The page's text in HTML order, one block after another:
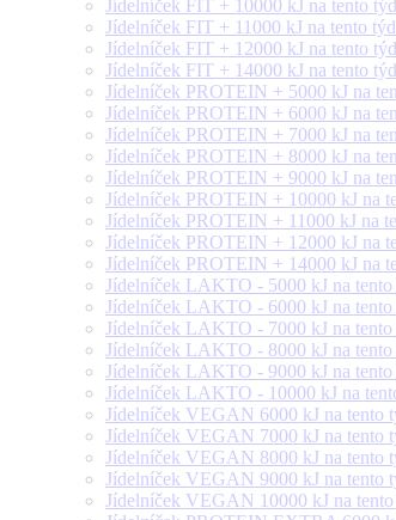
Jídelníček FIT + 10000 kJ na tento
Jídelníček FIT + 11000 kJ na tento
Jídelníček FIT + 12000 kJ na tento
Jídelníček FIT + 14000 kJ na tento
Jídelníček PROTEIN + 5000 kJ na
Jídelníček PROTEIN + 6000 kJ na
Jídelníček PROTEIN + 7000 kJ na
Jídelníček PROTEIN + 8000 kJ na
Jídelníček PROTEIN + 9000 kJ na
Jídelníček PROTEIN + 10000 kJ na
Jídelníček PROTEIN + 11000 kJ na
Jídelníček PROTEIN + 12000 kJ na
Jídelníček PROTEIN + 14000 kJ na
Jídelníček LAKTO - 5000 kJ na tento
Jídelníček LAKTO - 6000 kJ na tento
Jídelníček LAKTO - 7000 kJ na tento
Jídelníček LAKTO - 8000 kJ na tento
Jídelníček LAKTO - 9000 kJ na tento
Jídelníček LAKTO - 10000 kJ na
Jídelníček VEGAN 6000 kJ na tento
Jídelníček VEGAN 7000 kJ na tento
Jídelníček VEGAN 8000 kJ na tento
Jídelníček VEGAN 9000 kJ na tento
Jídelníček VEGAN 10000 kJ na tento